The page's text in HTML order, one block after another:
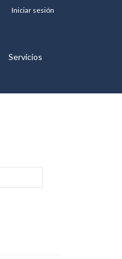
Iniciar sesión
Servicios